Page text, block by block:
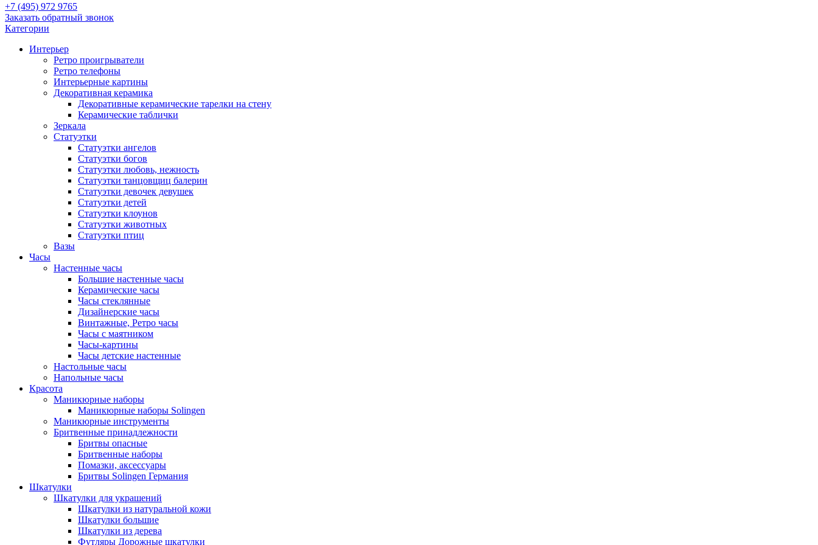
+7 (495) 972 9765
Заказать обратный звонок
Категории
Интерьер
Ретро проигрыватели
Ретро телефоны
Интерьерные картины
Декоративная керамика
Декоративные керамические тарелки на стену
Керамические таблички
Зеркала
Статуэтки
Статуэтки ангелов
Статуэтки богов
Статуэтки любовь, нежность
Статуэтки танцовщиц балерин
Статуэтки девочек девушек
Статуэтки детей
Статуэтки клоунов
Статуэтки животных
Статуэтки птиц
Вазы
Часы
Настенные часы
Большие настенные часы
Керамические часы
Часы стеклянные
Дизайнерские часы
Винтажные, Ретро часы
Часы с маятником
Часы-картины
Часы детские настенные
Настольные часы
Напольные часы
Красота
Маникюрные наборы
Маникюрные наборы Solingen
Маникюрные инструменты
Бритвенные принадлежности
Бритвы опасные
Бритвенные наборы
Помазки, аксессуары
Бритвы Solingen Германия
Шкатулки
Шкатулки для украшений
Шкатулки из натуральной кожи
Шкатулки большие
Шкатулки из дерева
Футляры Дорожные шкатулки